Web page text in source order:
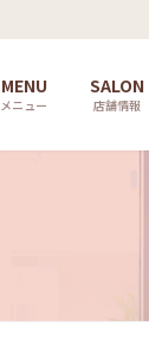
MENU
メニュー
SALON
店舗情報